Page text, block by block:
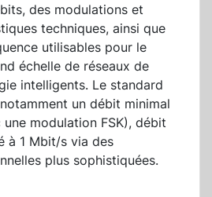
des modulations et
techniques, ainsi que
utilisables pour le
échelle de réseaux de
intelligents. Le standard
un débit minimal
modulation FSK), débit
à 1 Mbit/s via des
plus sophistiquées.